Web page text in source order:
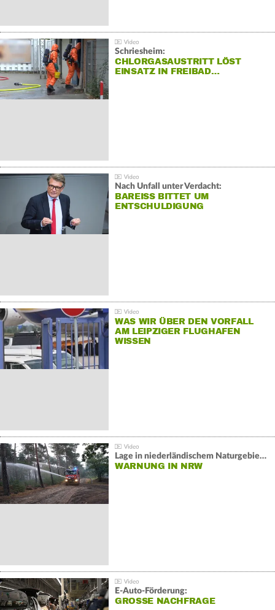
Schriesheim:
CHLORGASAUSTRITT LÖST
EINSATZ IN FREIBAD…
Nach Unfall unter Verdacht:
BAREISS BITTET UM E
NTSCHULDIGUNG
WAS WIR ÜBER DEN VORFALL
AM LEIPZIGER FLUGHAFEN
WISSEN
Lage in niederländischem Naturgebiet stabil
WARNUNG IN NRW
E-Auto-Förderung:
GROSSE NACHFRAGE